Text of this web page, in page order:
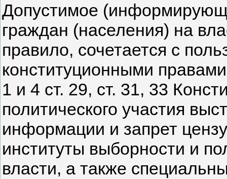
Допустимое
граждан (населения) на
правило, сочетается с
конституционными
1 и 4 ст. 29, ст. 31, 33
политического участия
информации и запрет
институты выборности и
власти, а также